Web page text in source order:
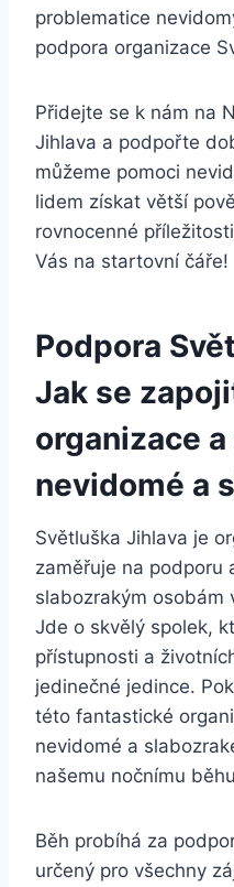
problematice
podpora organizace
Přidejte se k nám na
Jihlava a podpořte
můžeme pomoci
lidem získat větší
rovnocenné
Vás na startovní čáře!
Podpora
Jak ⁣se
organizace
nevidomé a
Světluška ⁢Jihlava je
zaměřuje ​na podporu
‍slabozrakým ⁤osobám
Jde ⁢o skvělý spolek,
přístupnosti⁢ a
jedinečné jedince.‍
této fantastické
nevidomé a
našemu nočnímu
Běh probíhá za
určený pro všechny